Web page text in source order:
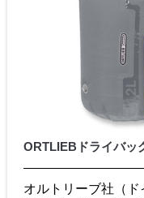
ORTLIEBドライバッ
オルトリーブ社（